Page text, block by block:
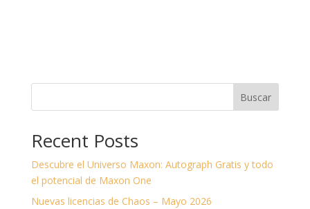
Buscar
Recent Posts
Descubre el Universo Maxon: Autograph Gratis y todo
el potencial de Maxon One
Nuevas licencias de Chaos – Mayo 2026